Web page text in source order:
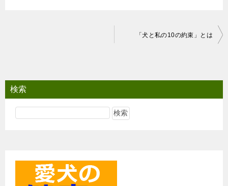
ビ
ゲ
「犬と私の10の約束」とは
検索